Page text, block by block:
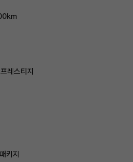
레스티지
키지